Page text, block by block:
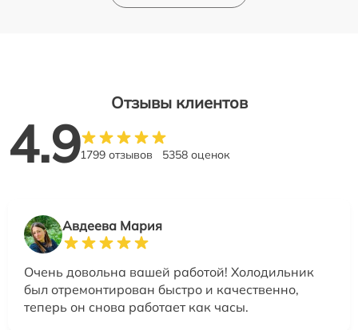
Отзывы клиентов
4.91799 отзывов 5358 оценок
Авдеева Мария
Очень довольна вашей работой! Холодильник
был отремонтирован быстро и качественно,
теперь он снова работает как часы.